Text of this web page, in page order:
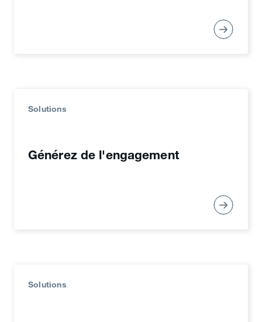
action et générer des visites sur votre site et
Placez un extrait de code sur les pages de
Solutions
Générez de l'engagement
Solutions